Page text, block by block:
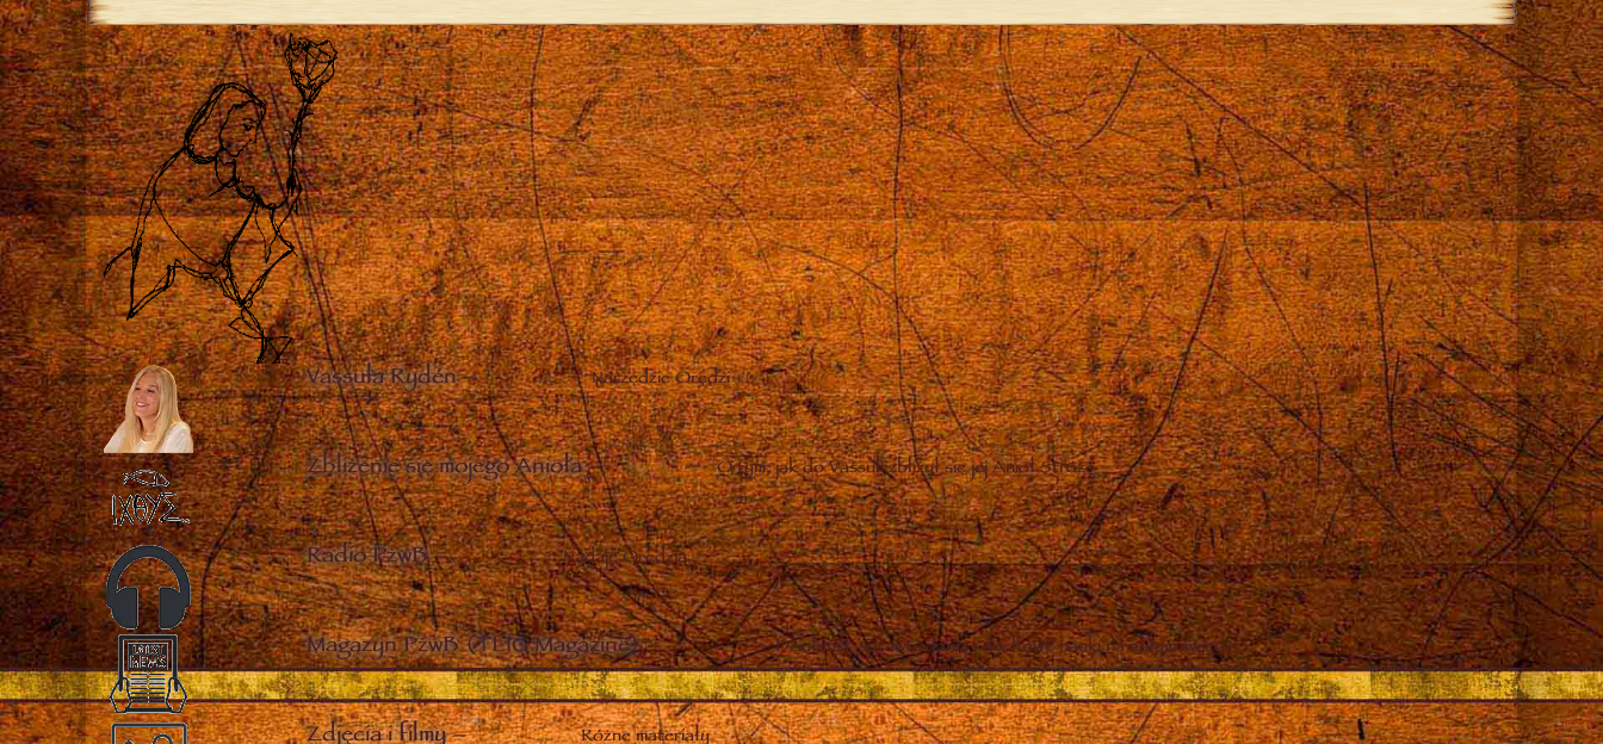
Vassula Rydén– Narzędzie Orędzi
Zbliżenie się mojego Anioła– O tym, jak do Vassuli zbliżył się jej Anioł Stróż
Radio PżwB– Nadaje Orędzia
Magazyn PżwB (TLIG Magazine)– Działania, sprawozdania i duchowe nauki na całym świecie
Zdjęcia i filmy– Różne materiały